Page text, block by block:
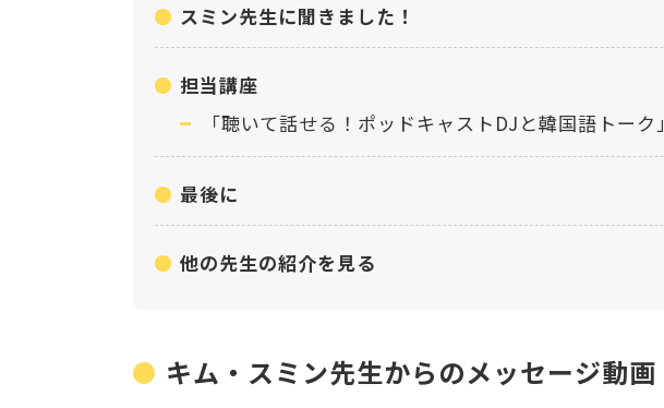
スミン先生に聞きました！
担当講座
「聴いて話せる！ポッドキャストDJと韓国語トーク」
最後に
他の先生の紹介を見る
キム・スミン先生からのメッセージ動画